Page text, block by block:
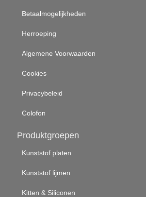
Betaalmogelijkheden
Herroeping
Algemene Voorwaarden
Cookies
Privacybeleid
Colofon
Produktgroepen
Kunststof platen
Kunststof lijmen
Kitten & Siliconen